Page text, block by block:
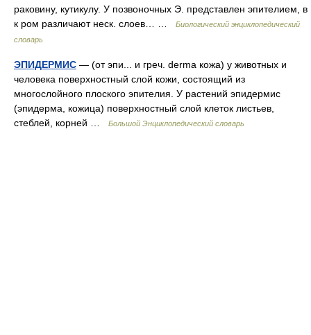
раковину, кутикулу. У позвоночных Э. представлен эпителием, в
к ром различают неск. слоев… …
Биологический энциклопедический
словарь
ЭПИДЕРМИС — (от эпи... и греч. derma кожа) у животных и
человека поверхностный слой кожи, состоящий из
многослойного плоского эпителия. У растений эпидермис
(эпидерма, кожица) поверхностный слой клеток листьев,
стеблей, корней …
Большой Энциклопедический словарь